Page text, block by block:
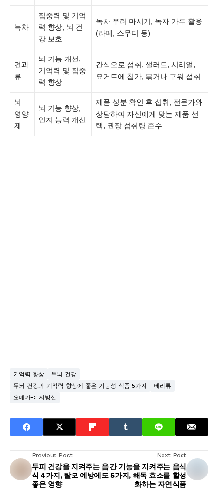
녹차
집중력 및 기억
력 향상, 뇌 건
강 보호
녹차 우려 마시기, 녹차 가루 활용
(라떼, 스무디 등)
견과
류
뇌 기능 개선,
기억력 및 집중
력 향상
간식으로 섭취, 샐러드, 시리얼,
요거트에 첨가, 볶거나 구워 섭취
뇌
영양
제
뇌 기능 향상,
인지 능력 개선
제품 성분 확인 후 섭취, 전문가와
상담하여 자신에게 맞는 제품 선
택, 권장 섭취량 준수
기억력 향상
두뇌 건강
두뇌 건강과 기억력 향상에 좋은 기능성 식품 5가지
베리류
오메가-3 지방산
Previous Post
두피 건강을 지켜주는 음
식 4가지, 탈모 예방에도
좋은 영향
Next Post
간 기능을 지켜주는 음식
5가지, 해독 효소를 활성
화하는 자연식품